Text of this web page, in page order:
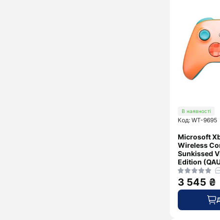
В наявності
Код: WT-9695
Microsoft
Wireless
Sunkissed
Edition
3 545 ₴